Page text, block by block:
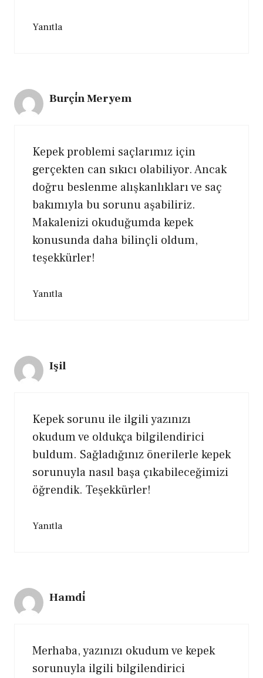
Yanıtla
Burçi̇n Meryem
Kepek problemi saçlarımız için
gerçekten can sıkıcı olabiliyor. Ancak
doğru beslenme alışkanlıkları ve saç
bakımıyla bu sorunu aşabiliriz.
Makalenizi okuduğumda kepek
konusunda daha bilinçli oldum,
teşekkürler!
Yanıtla
Işil
Kepek sorunu ile ilgili yazınızı
okudum ve oldukça bilgilendirici
buldum. Sağladığınız önerilerle kepek
sorunuyla nasıl başa çıkabileceğimizi
öğrendik. Teşekkürler!
Yanıtla
Hamdi̇
Merhaba, yazınızı okudum ve kepek
sorunuyla ilgili bilgilendirici